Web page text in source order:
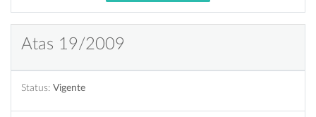
Atas 19/2009
Status: Vigente